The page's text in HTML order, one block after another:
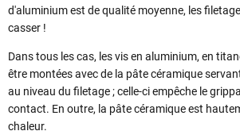
d'aluminium est de qualité moyenne, les
casser !
Dans tous les cas, les vis en aluminium, en
être montées avec de la pâte céramique
au niveau du filetage ; celle-ci empêche le
contact. En outre, la pâte céramique est
chaleur.